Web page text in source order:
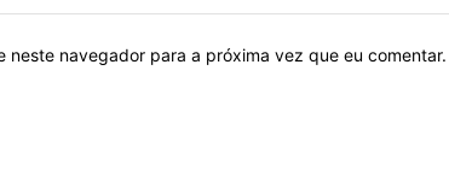
neste navegador para a próxima vez que eu comentar.